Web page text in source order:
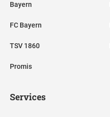
Bayern
FC Bayern
TSV 1860
Promis
Services